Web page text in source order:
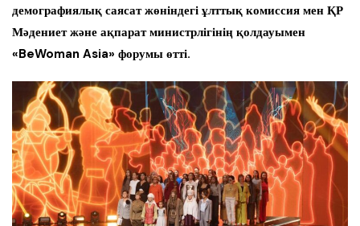
демографиялық саясат жөніндегі ұлттық комиссия мен ҚР
Мәдениет және ақпарат министрлігінің қолдауымен
«BeWoman Asia» форумы өтті.